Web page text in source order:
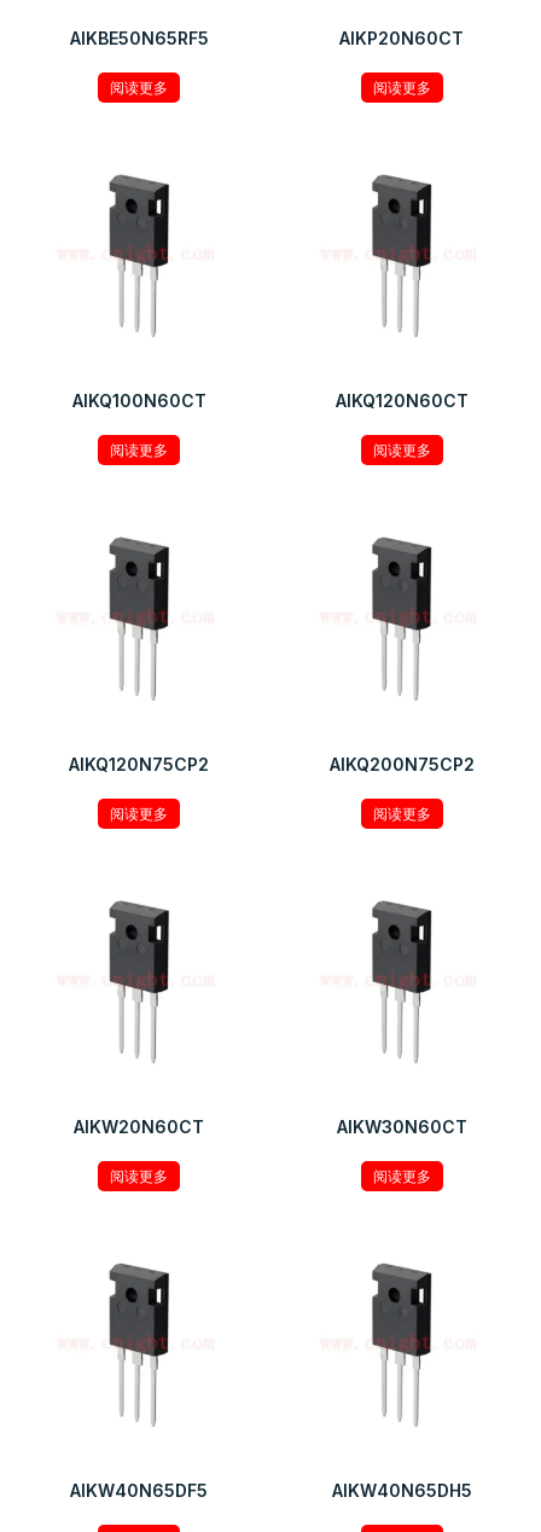
AIKBE50N65RF5
阅读更多
AIKP20N60CT
阅读更多
AIKQ100N60CT
阅读更多
AIKQ120N60CT
阅读更多
AIKQ120N75CP2
阅读更多
AIKQ200N75CP2
阅读更多
AIKW20N60CT
阅读更多
AIKW30N60CT
阅读更多
AIKW40N65DF5 AIKW40N65DH5